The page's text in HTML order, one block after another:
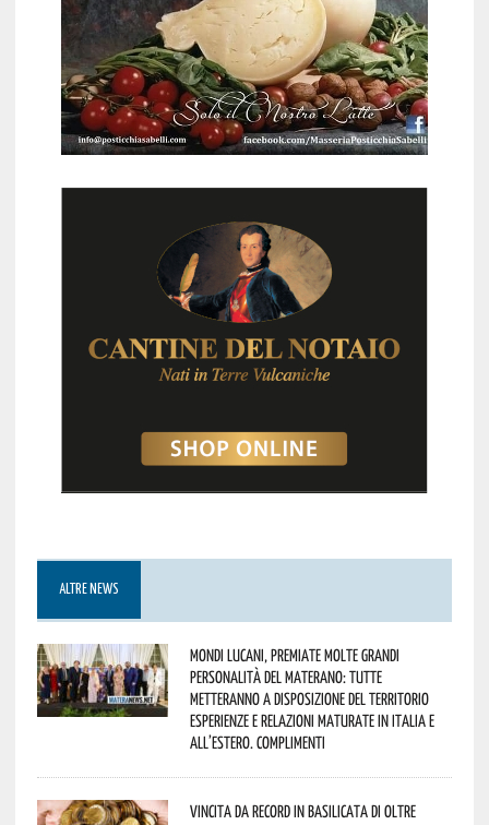
ALTRE NEWS
Mondi lucani, premiate molte grandi
personalità del materano: tutte
metteranno a disposizione del territorio
esperienze e relazioni maturate in Italia e
all’estero. Complimenti
Vincita da record in Basilicata di oltre